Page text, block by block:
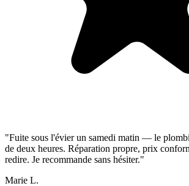
"Fuite sous l'évier un samedi matin — le
de deux heures. Réparation propre, prix
redire. Je recommande sans hésiter."
Marie L.